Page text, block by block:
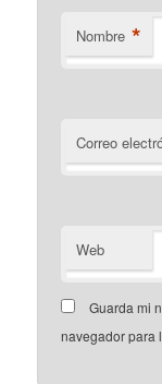
Nombre *
Correo
Web
Guarda mi
navegador para